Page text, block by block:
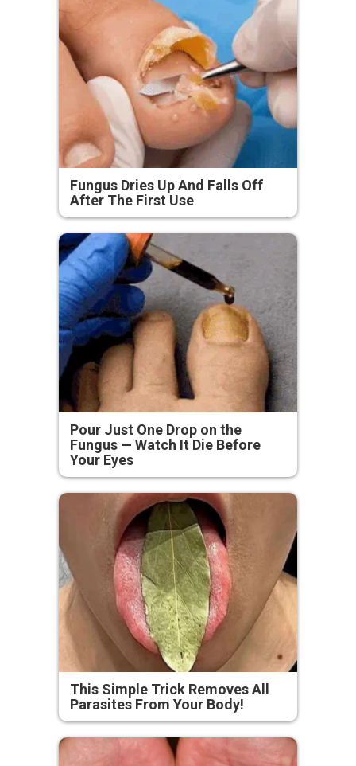
Fungus Dries Up And Falls Off
After The First Use
Pour Just One Drop on the
Fungus — Watch It Die Before
Your Eyes
This Simple Trick Removes All
Parasites From Your Body!